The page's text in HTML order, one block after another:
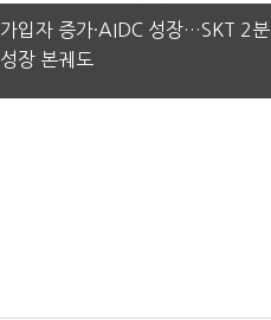
가입자 증가·AIDC 성장…SKT 2
성장 본궤도